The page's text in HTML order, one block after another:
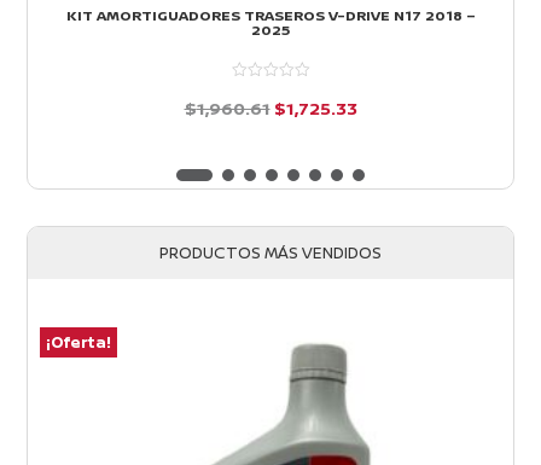
KIT AMORTIGUADORES TRASEROS V-DRIVE N17 2018 –
2025
5
$1,960.61 El
original
$1,960.61.
$1,725.33El
actual
$1,725.33.
PRODUCTOS MÁS VENDIDOS
¡Oferta!